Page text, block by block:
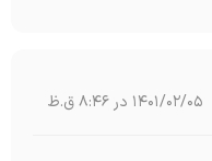
1401/02/05 در 8:46 ق.ظ